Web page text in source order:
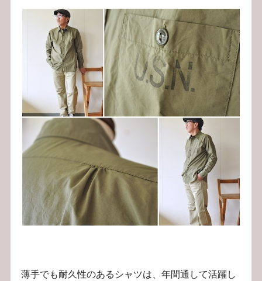
薄手でも耐久性のあるシャツは、年間通して活躍し